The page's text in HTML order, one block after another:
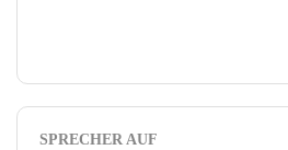
SPRECHER AUF